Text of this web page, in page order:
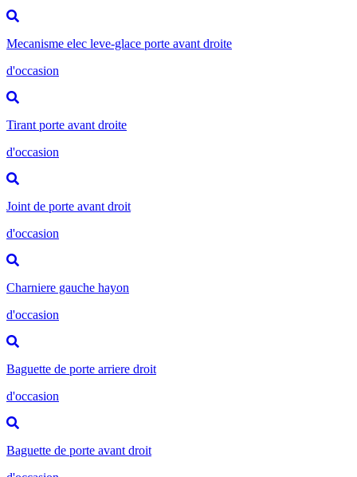
Mecanisme elec leve-glace porte avant droite
d'occasion
Tirant porte avant droite
d'occasion
Joint de porte avant droit
d'occasion
Charniere gauche hayon
d'occasion
Baguette de porte arriere droit
d'occasion
Baguette de porte avant droit